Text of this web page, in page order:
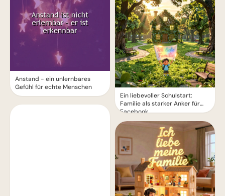
Anstand - ein unlernbares
Gefühl für echte Menschen
Ein liebevoller Schulstart:
Familie als starker Anker für
Facebook